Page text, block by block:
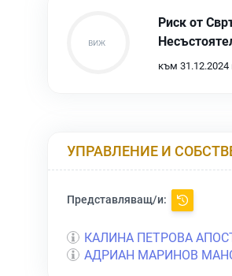
Риск от
към 31.12.2024
УПРАВЛЕНИЕ И
Представляващ/и:
КАЛИНА ПЕТРОВА
АДРИАН МАРИНОВ